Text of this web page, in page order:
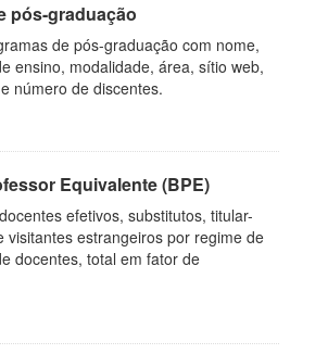
pós-graduação
de pós-graduação com nome,
ensino, modalidade, área, sítio web,
número de discentes.
Equivalente (BPE)
efetivos, substitutos, titular-
visitantes estrangeiros por regime de
docentes, total em fator de